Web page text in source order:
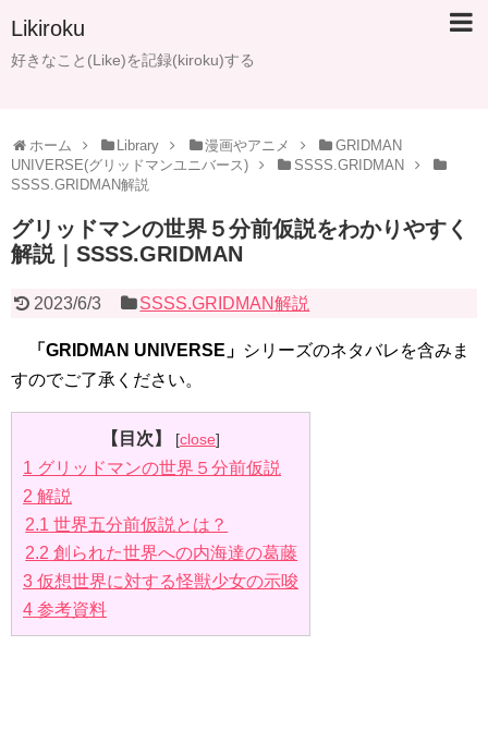
Likiroku
好きなこと(Like)を記録(kiroku)する
ホーム Library 漫画やアニメ
GRIDMAN
UNIVERSE(グリッドマンユニバース)
SSSS.GRIDMAN
SSSS.GRIDMAN解説
グリッドマンの世界５分前仮説をわかりやすく
解説｜SSSS.GRIDMAN
2023/6/3 SSSS.GRIDMAN解説
「GRIDMAN UNIVERSE」 シリーズのネタバレを含みま
すのでご了承ください。
【目次】 [close]
1 グリッドマンの世界５分前仮説
2 解説
2.1 世界五分前仮説とは？
2.2 創られた世界への内海達の葛藤
3 仮想世界に対する怪獣少女の示唆
4 参考資料